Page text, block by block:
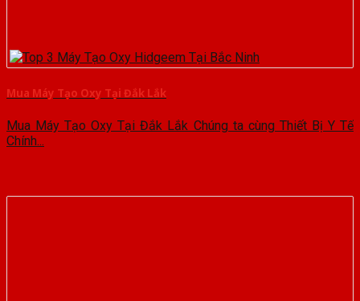
Mua Máy Tạo Oxy Tại Đắk Lắk
Mua Máy Tạo Oxy Tại Đắk Lắk Chúng ta cùng Thiết Bị Y Tế
Chính...